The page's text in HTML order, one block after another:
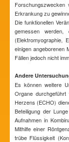
Erkrankung zu
Die funktionellen
gemessen
(Elektromyographie,
einigen angeborenen
Fällen jedoch nicht
Andere
Es können weitere
Organe
Herzens (ECHO)
Beteiligung der
Aufnahmen in
Mithilfe einer
trübe Flüssigkeit